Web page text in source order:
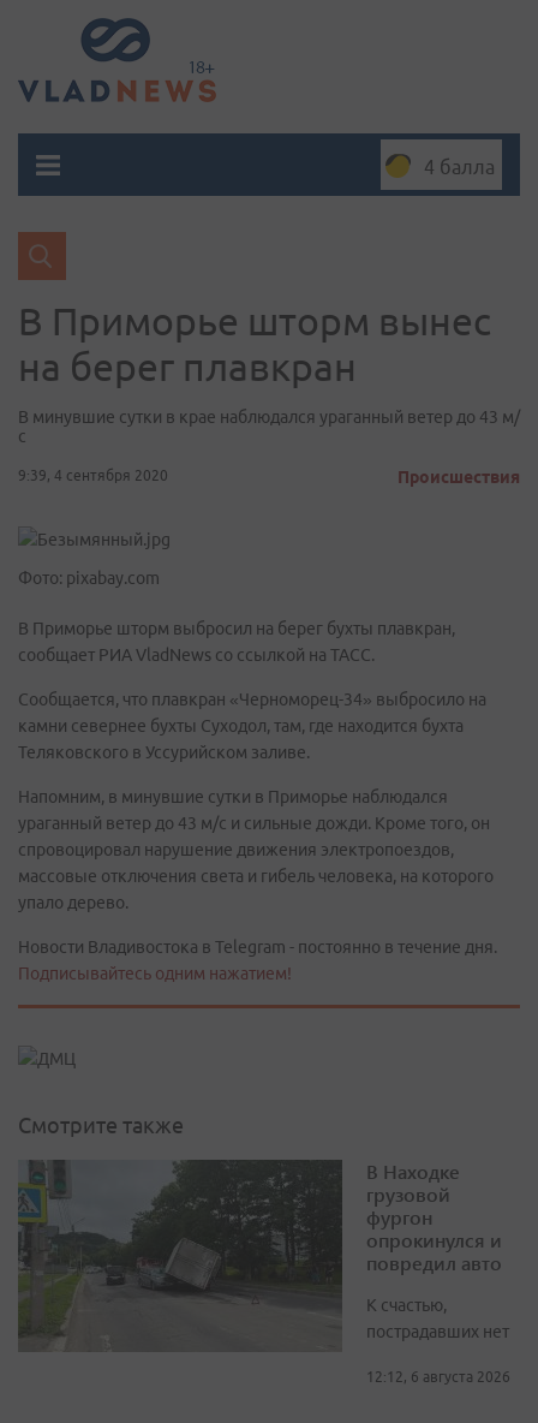
4 балла
В Приморье шторм вынес
на берег плавкран
В минувшие сутки в крае наблюдался ураганный ветер до 43 м/
с
9:39, 4 сентября 2020 Происшествия
Фото: pixabay.com
В Приморье шторм выбросил на берег бухты плавкран,
сообщает РИА VladNews со ссылкой на ТАСС.
Сообщается, что плавкран «Черноморец-34» выбросило на
камни севернее бухты Суходол, там, где находится бухта
Теляковского в Уссурийском заливе.
Напомним, в минувшие сутки в Приморье наблюдался
ураганный ветер до 43 м/с и сильные дожди. Кроме того, он
спровоцировал нарушение движения электропоездов,
массовые отключения света и гибель человека, на которого
упало дерево.
Новости Владивостока в Telegram - постоянно в течение дня.
Подписывайтесь одним нажатием!
Смотрите также
В Находке
грузовой
фургон
опрокинулся и
повредил авто
К счастью,
пострадавших нет
12:12, 6 августа 2026